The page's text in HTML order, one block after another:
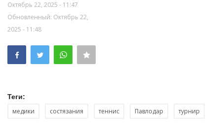
Октябрь 22, 2025 - 11:47
Обновленный: Октябрь 22,
2025 - 11:48
Теги:
медики состязания теннис Павлодар турнир